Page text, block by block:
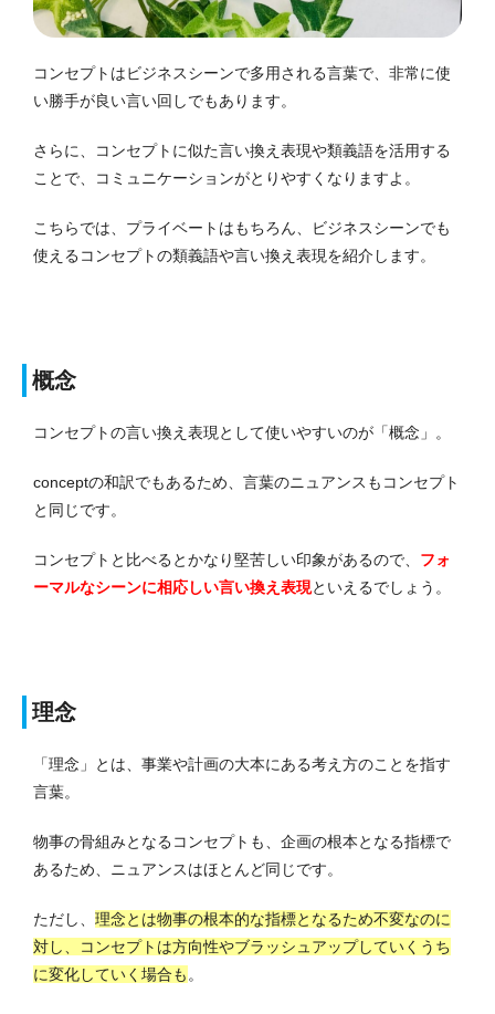
コンセプトはビジネスシーンで多用される言葉で、非常に使
い勝手が良い言い回しでもあります。
さらに、コンセプトに似た言い換え表現や類義語を活用する
ことで、コミュニケーションがとりやすくなりますよ。
こちらでは、プライベートはもちろん、ビジネスシーンでも
使えるコンセプトの類義語や言い換え表現を紹介します。
概念
コンセプトの言い換え表現として使いやすいのが「概念」。
conceptの和訳でもあるため、言葉のニュアンスもコンセプト
と同じです。
コンセプトと比べるとかなり堅苦しい印象があるので、 フォ
ーマルなシーンに相応しい言い換え表現といえるでしょう。
理念
「理念」とは、事業や計画の大本にある考え方のことを指す
言葉。
物事の骨組みとなるコンセプトも、企画の根本となる指標で
あるため、ニュアンスはほとんど同じです。
ただし、 理念とは物事の根本的な指標となるため不変なのに
対し、コンセプトは方向性やブラッシュアップしていくうち
に変化していく場合も。